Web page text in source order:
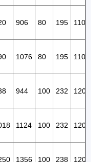
906 80 195 110
1076 80 195 110
944 100 232 120
1124 100 232 120
1356 100 238 120